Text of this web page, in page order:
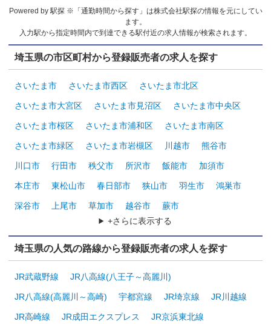
Powered by 駅探 ※「通勤時間から探す」は株式会社駅探の情報を元にしてい
ます。
入力駅から指定時間内で到達できる駅付近の求人情報が検索されます。
埼玉県の市区町村から登録販売者の求人を探す
さいたま市 さいたま市西区 さいたま市北区
さいたま市大宮区 さいたま市見沼区 さいたま市中央区
さいたま市桜区 さいたま市浦和区 さいたま市南区
さいたま市緑区 さいたま市岩槻区 川越市 熊谷市
川口市 行田市 秩父市 所沢市 飯能市 加須市
本庄市 東松山市 春日部市 狭山市 羽生市 鴻巣市
深谷市 上尾市 草加市 越谷市
蕨市
+さらに表示する
埼玉県の人気の路線から登録販売者の求人を探す
JR武蔵野線 JR八高線(八王子～高麗川)
JR八高線(高麗川～高崎) 宇都宮線 JR埼京線 JR川越線
JR高崎線 JR成田エクスプレス JR京浜東北線